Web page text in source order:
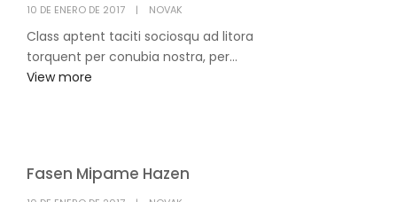
POSTED
10 DE ENERO DE 2017 NOVAK
Class aptent taciti sociosqu ad litora
torquent per conubia nostra, per...
View more
Fasen Mipame Hazen